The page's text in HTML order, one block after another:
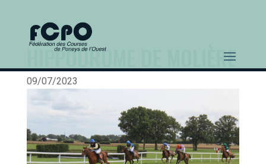
HIPPODROME DE MOLIÈRE
09/07/2023